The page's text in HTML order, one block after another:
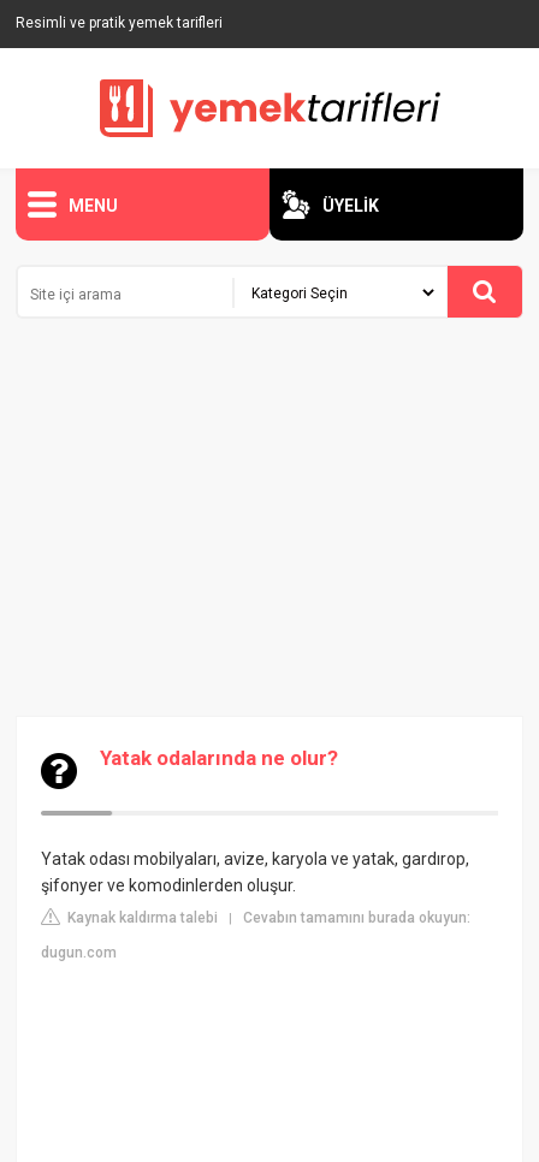
Resimli ve pratik yemek tarifleri
MENU ÜYELİK
Yatak odalarında ne olur?
Yatak odası mobilyaları, avize, karyola ve yatak, gardırop,
şifonyer ve komodinlerden oluşur.
Kaynak kaldırma talebi |Cevabın tamamını burada okuyun:
dugun.com